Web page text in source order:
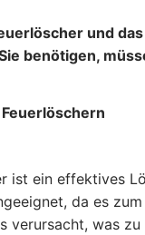
und
benötigen,
ist ein effektives
da es
verursacht, was